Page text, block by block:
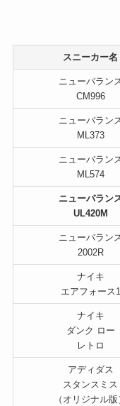
スニーカー名
ニューバラン
CM996
ニューバラン
ML373
ニューバラン
ML574
ニューバラン
UL420M
ニューバラン
2002R
ナイキ
エアフォース1
ナイキ
ダンク ロー
レトロ
アディダス
スタンスミス
（オリジナル版